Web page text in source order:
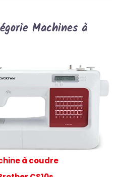
Machines à
à coudre